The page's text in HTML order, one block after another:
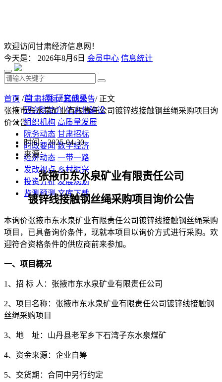
欢迎访问甘肃经济信息网！
今天是： 2026年8月6日 会员中心 信息统计
首 页 研究成果
研究院简介 信息化建设
组织机构 高质量发展
院务动态 甘肃招标
时政要闻 数字经济
经济动态 一带一路
发改视点 乡村振兴
投资分析 发展规划
监测预测 文库下载
首页 /甘肃招标/其他公告/ 正文
张掖市东水泉矿业有限责任公司镀锌线接触钢丝绳采购项目询
价公告
时间：2025-04-30
来源：
张掖市东水泉矿业有限责任公司
镀锌线接触钢丝绳采购项目询价公告
本询价张掖市东水泉矿业有限责任公司镀锌线接触钢丝绳采购
项目，已具备询价条件，现就本项目以询价方式进行采购。欢
迎符合资格条件的供应商前来参加。
一、项目概况
1 、 招 标 人： 张掖市东水泉矿业有限责任公司
2、 项目名称： 张掖市东水泉矿业有限责任公司镀锌线接触钢
丝绳采购项目
3、 地 址：山丹县老军乡下石湾子东水泉煤矿
4、资金来源： 企业自筹
5、交货期：合同中另行约定